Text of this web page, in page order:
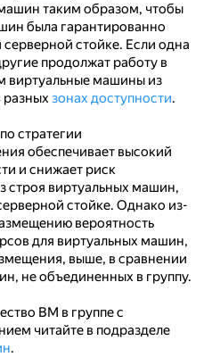
таким образом, чтобы
была гарантированно
стойке. Если одна
продолжат работу в
машины из
разных зонах доступности.
стратегии
обеспечивает высокий
и снижает риск
строя виртуальных машин,
стойке. Однако из-
вероятность
для виртуальных машин,
выше, в сравнении
не объединенных в группу.
ВМ в группе с
читайте в подразделе
.